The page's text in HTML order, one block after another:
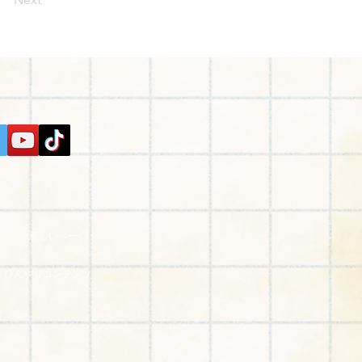
新しいページ
ひんやりコンテンツ